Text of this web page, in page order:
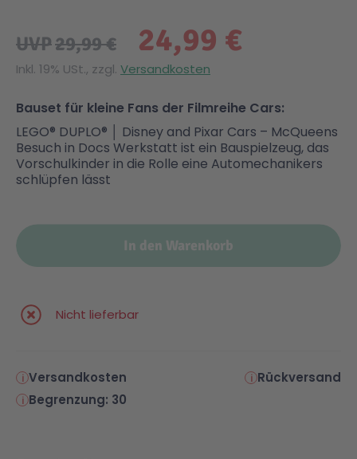
24,99 €
UVP29,99 €
Inkl. 19% USt., zzgl. Versandkosten
Bauset für kleine Fans der Filmreihe Cars:
LEGO® DUPLO® │ Disney and Pixar Cars – McQueens
Besuch in Docs Werkstatt ist ein Bauspielzeug, das
Vorschulkinder in die Rolle eine Automechanikers
schlüpfen lässt
In den Warenkorb
Nicht lieferbar
Versandkosten
Rückversand
Begrenzung: 30